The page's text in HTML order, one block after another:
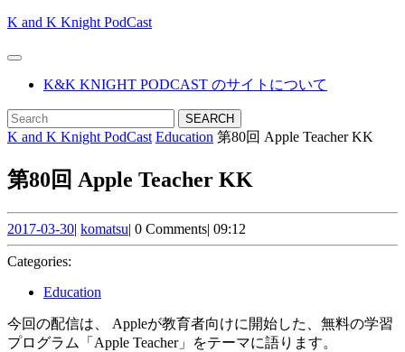
Skip
content
K and K Knight PodCast
Open
ButtonK&K KNIGHT PODCAST のサイトについて
CLOSE
BUTTON
Search
for:
K and K Knight PodCast Education 第80回 Apple Teacher KK
第80回 Apple Teacher KK
2017-03-302017-
03-
| komatsukomatsu
| 0 Comments| 09:12
Categories:
Education
今回の配信は、 Appleが教育者向けに開始した、無料の学習
プログラム「Apple Teacher」をテーマに語ります。